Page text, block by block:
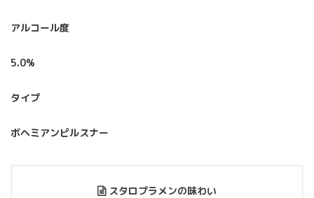
アルコール度
5.0%
タイプ
ボヘミアンピルスナー
スタロプラメンの味わい